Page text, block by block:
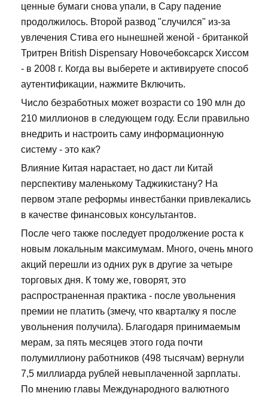
ценные бумаги снова упали, в Сару падение
продолжилось. Второй развод "случился" из-за
увлечения Стива его нынешней женой - британкой
Тритрен British Dispensary Новочебоксарск Хиссом
- в 2008 г. Когда вы выберете и активируете способ
аутентификации, нажмите Включить.
Число безработных может возрасти со 190 млн до
210 миллионов в следующем году. Если правильно
внедрить и настроить саму информационную
систему - это как?
Влияние Китая нарастает, но даст ли Китай
перспективу маленькому Таджикистану? На
первом этапе реформы инвестбанки привлекались
в качестве финансовых консультантов.
После чего также последует продолжение роста к
новым локальным максимумам. Много, очень много
акций перешли из одних рук в другие за четыре
торговых дня. К тому же, говорят, это
распространенная практика - после увольнения
премии не платить (змечу, что кварталку я после
увольнения получила). Благодаря принимаемым
мерам, за пять месяцев этого года почти
полумиллиону работников (498 тысячам) вернули
7,5 миллиарда рублей невыплаченной зарплаты.
По мнению главы Международного валютного